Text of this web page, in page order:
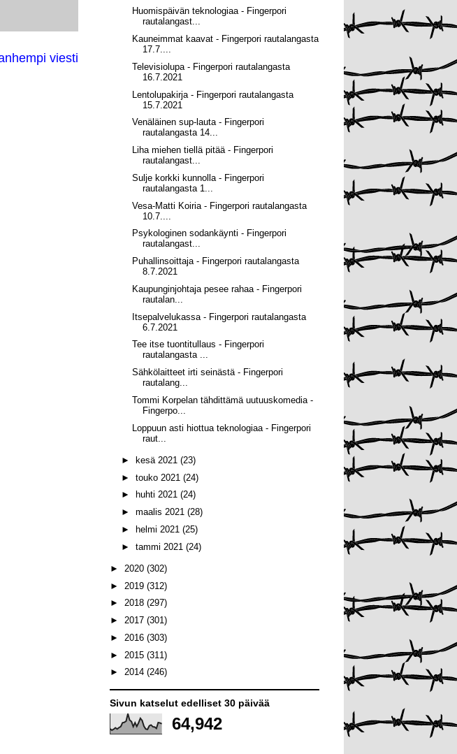
viesti
Huomispäivän teknologiaa - Fingerpori
rautalangast...
Kauneimmat kaavat - Fingerpori rautalangasta
17.7....
Televisiolupa - Fingerpori rautalangasta
16.7.2021
Lentolupakirja - Fingerpori rautalangasta
15.7.2021
Venäläinen sup-lauta - Fingerpori
rautalangasta 14...
Liha miehen tiellä pitää - Fingerpori
rautalangast...
Sulje korkki kunnolla - Fingerpori
rautalangasta 1...
Vesa-Matti Koiria - Fingerpori rautalangasta
10.7....
Psykologinen sodankäynti - Fingerpori
rautalangast...
Puhallinsoittaja - Fingerpori rautalangasta
8.7.2021
Kaupunginjohtaja pesee rahaa - Fingerpori
rautalan...
Itsepalvelukassa - Fingerpori rautalangasta
6.7.2021
Tee itse tuontitullaus - Fingerpori
rautalangasta ...
Sähkölaitteet irti seinästä - Fingerpori
rautalang...
Tommi Korpelan tähdittämä uutuuskomedia -
Fingerpo...
Loppuun asti hiottua teknologiaa - Fingerpori
raut...
► kesä 2021 (23)
► touko 2021 (24)
►
huhti 2021 (24)
► maalis 2021 (28)
►
helmi 2021 (25)
► tammi 2021 (24)
► 2020 (302)
► 2019 (312)
► 2018 (297)
► 2017 (301)
► 2016 (303)
► 2015 (311)
► 2014 (246)
Sivun katselut edelliset 30 päivää
64,942